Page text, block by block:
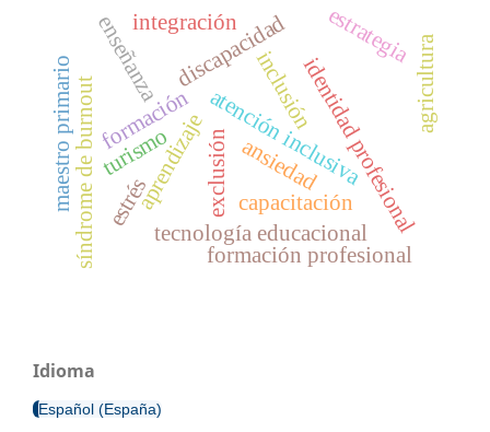
formación atención inclusiva
identidad profesional
enseñanza
aprendizaje
inclusión
exclusión
discapacidad
capacitación
tecnología educacional
estrés
ansiedad
síndrome de burnout
maestro primario agricultura
turismo
formación profesional
integración estrategia
Idioma
Español (España)